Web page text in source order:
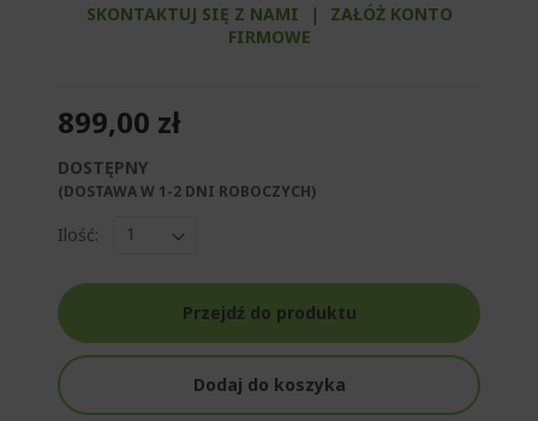
SKONTAKTUJ SIĘ Z NAMI |
ZAŁÓŻ KONTO
FIRMOWE
899,00 zł
DOSTĘPNY
(DOSTAWA W 1-2 DNI ROBOCZYCH)​
Ilość:
Przejdź do produktu
Dodaj do koszyka